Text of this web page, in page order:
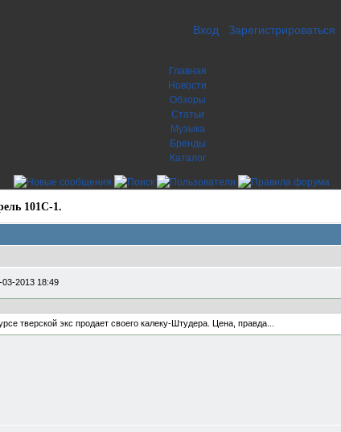
Вход Зарегистрироваться
Главная
Новости
Обзоры
Статьи
Музыка
Бренды
Каталог
101С-1.
03-2013 18:49
тверской экс продает своего калеку-Штудера. Цена, правда...